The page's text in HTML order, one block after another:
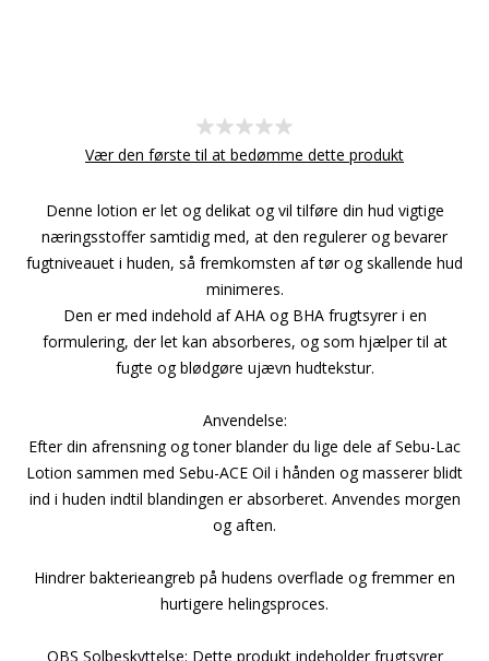
Vær den første til at bedømme dette produkt
Denne lotion er let og delikat og vil tilføre din hud vigtige
næringsstoffer samtidig med, at den regulerer og bevarer
fugtniveauet i huden, så fremkomsten af tør og skallende hud
minimeres.
Den er med indehold af AHA og BHA frugtsyrer i en
formulering, der let kan absorberes, og som hjælper til at
fugte og blødgøre ujævn hudtekstur.
Anvendelse:
Efter din afrensning og toner blander du lige dele af Sebu-Lac
Lotion sammen med Sebu-ACE Oil i hånden og masserer blidt
ind i huden indtil blandingen er absorberet. Anvendes morgen
og aften.
Hindrer bakterieangreb på hudens overflade og fremmer en
hurtigere helingsproces.
OBS Solbeskyttelse: Dette produkt indeholder frugtsyrer